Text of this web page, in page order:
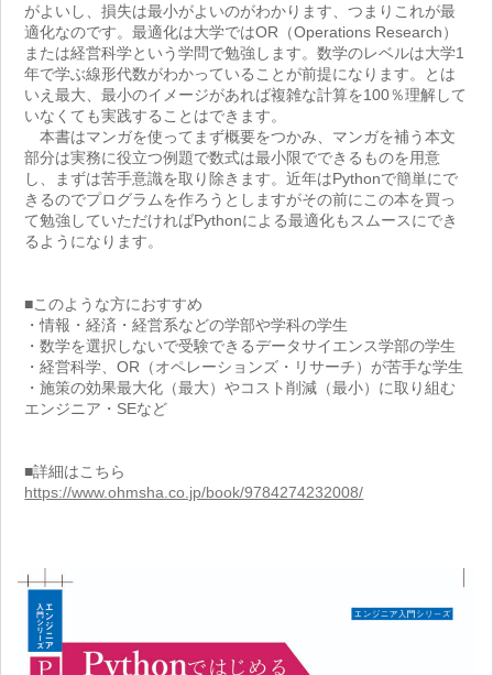
がよいし、損失は最小がよいのがわかります、つまりこれが最
適化なのです。最適化は大学ではOR（Operations Research）
または経営科学という学問で勉強します。数学のレベルは大学1
年で学ぶ線形代数がわかっていることが前提になります。とは
いえ最大、最小のイメージがあれば複雑な計算を100％理解して
いなくても実践することはできます。
本書はマンガを使ってまず概要をつかみ、マンガを補う本文
部分は実務に役立つ例題で数式は最小限でできるものを用意
し、まずは苦手意識を取り除きます。近年はPythonで簡単にで
きるのでプログラムを作ろうとしますがその前にこの本を買っ
て勉強していただければPythonによる最適化もスムースにでき
るようになります。
■このような方におすすめ
・情報・経済・経営系などの学部や学科の学生
・数学を選択しないで受験できるデータサイエンス学部の学生
・経営科学、OR（オペレーションズ・リサーチ）が苦手な学生
・施策の効果最大化（最大）やコスト削減（最小）に取り組む
エンジニア・SEなど
■詳細はこちら
https://www.ohmsha.co.jp/book/9784274232008/